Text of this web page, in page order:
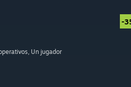
-
, Un jugador